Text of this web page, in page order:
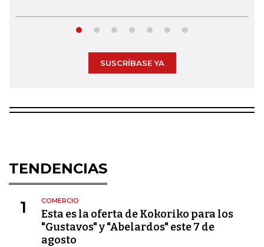
SUSCRÍBASE YA
TENDENCIAS
1 COMERCIO
Esta es la oferta de Kokoriko para los
"Gustavos" y "Abelardos" este 7 de
agosto